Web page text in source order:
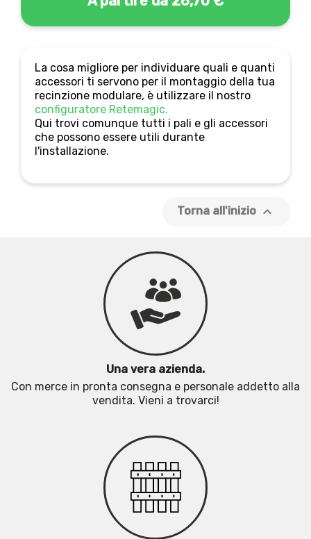
La cosa migliore per individuare quali e quanti
accessori ti servono per il montaggio della tua
recinzione modulare, è utilizzare il nostro
configuratore Retemagic.
Qui trovi comunque tutti i pali e gli accessori
che possono essere utili durante
l'installazione.
Torna all'inizio 
Una vera azienda.
Con merce in pronta consegna e personale addetto alla
vendita. Vieni a trovarci!